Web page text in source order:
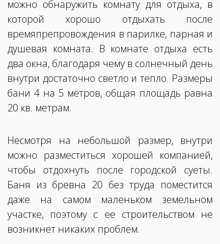
можно обнаружить комнату для отдыха, в
которой хорошо отдыхать после
времяпрепровождения в парилке, парная и
душевая комната. В комнате отдыха есть
два окна, благодаря чему в солнечный день
внутри достаточно светло и тепло. Размеры
бани 4 на 5 метров, общая площадь равна
20 кв. метрам.
Несмотря на небольшой размер, внутри
можно разместиться хорошей компанией,
чтобы отдохнуть после городской суеты.
Баня из бревна 20 без труда поместится
даже на самом маленьком земельном
участке, поэтому с ее строительством не
возникнет никаких проблем.